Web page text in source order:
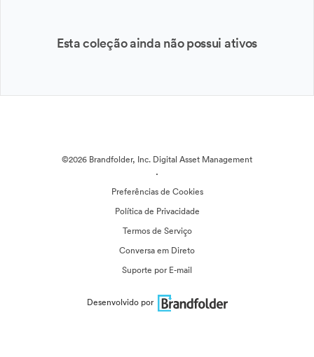
Esta coleção ainda não possui ativos
©2026 Brandfolder, Inc. Digital Asset Management
·
Preferências de Cookies
Política de Privacidade
Termos de Serviço
Conversa em Direto
Suporte por E-mail
Desenvolvido por